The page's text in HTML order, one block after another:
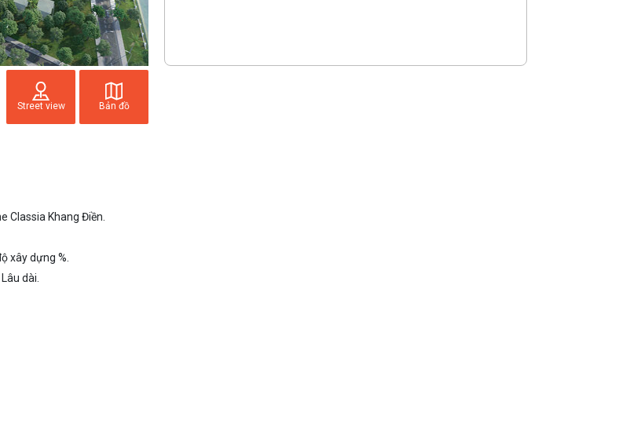
Street view Bản đồ
Classia Khang Điền.
xây dựng %.
dài.